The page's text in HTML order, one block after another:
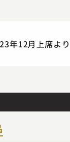
年12月上席より